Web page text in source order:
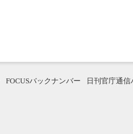
FOCUSバックナンバー 日刊官庁通